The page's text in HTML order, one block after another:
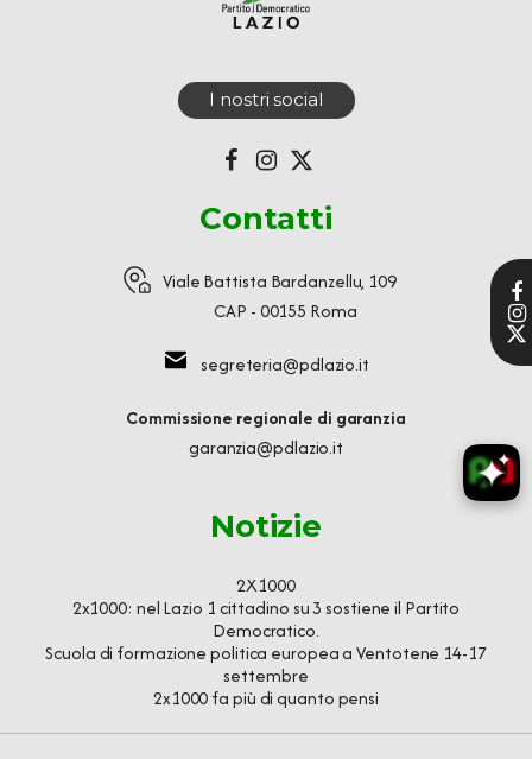
I nostri social
Contatti
Viale Battista Bardanzellu, 109
CAP - 00155 Roma
segreteria@pdlazio.it
Commissione regionale di garanzia
garanzia@pdlazio.it
Notizie
2X1000
2x1000: nel Lazio 1 cittadino su 3 sostiene il Partito
Democratico.
Scuola di formazione politica europea a Ventotene 14-17
settembre
2x1000 fa più di quanto pensi